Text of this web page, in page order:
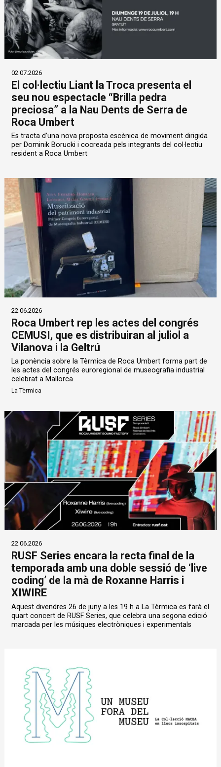
02.07.2026
El col·lectiu Liant la Troca presenta el
seu nou espectacle “Brilla pedra
preciosa” a la Nau Dents de Serra de
Roca Umbert
Es tracta d’una nova proposta escènica de moviment dirigida
per Dominik Borucki i cocreada pels integrants del col·lectiu
resident a Roca Umbert
22.06.2026
Roca Umbert rep les actes del congrés
CEMUSI, que es distribuiran al juliol a
Vilanova i la Geltrú
La ponència sobre la Tèrmica de Roca Umbert forma part de
les actes del congrés euroregional de museografia industrial
celebrat a Mallorca
La Tèrmica
22.06.2026
RUSF Series encara la recta final de la
temporada amb una doble sessió de ‘live
coding’ de la mà de Roxanne Harris i
XIWIRE
Aquest divendres 26 de juny a les 19 h a La Tèrmica es farà el
quart concert de RUSF Series, que celebra una segona edició
marcada per les músiques electròniques i experimentals